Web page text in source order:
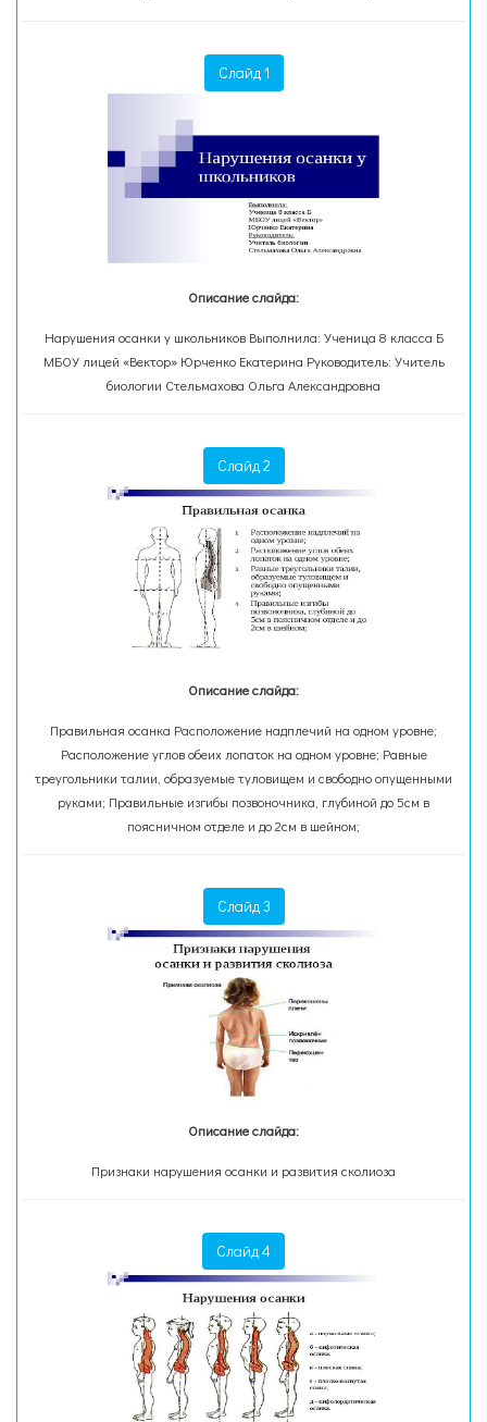
Слайд 1
Описание слайда:
Нарушения осанки у школьников Выполнила: Ученица 8 класса Б
МБОУ лицей «Вектор» Юрченко Екатерина Руководитель: Учитель
биологии Стельмахова Ольга Александровна
Слайд 2
Описание слайда:
Правильная осанка Расположение надплечий на одном уровне;
Расположение углов обеих лопаток на одном уровне; Равные
треугольники талии, образуемые туловищем и свободно опущенными
руками; Правильные изгибы позвоночника, глубиной до 5см в
поясничном отделе и до 2см в шейном;
Слайд 3
Описание слайда:
Признаки нарушения осанки и развития сколиоза
Слайд 4